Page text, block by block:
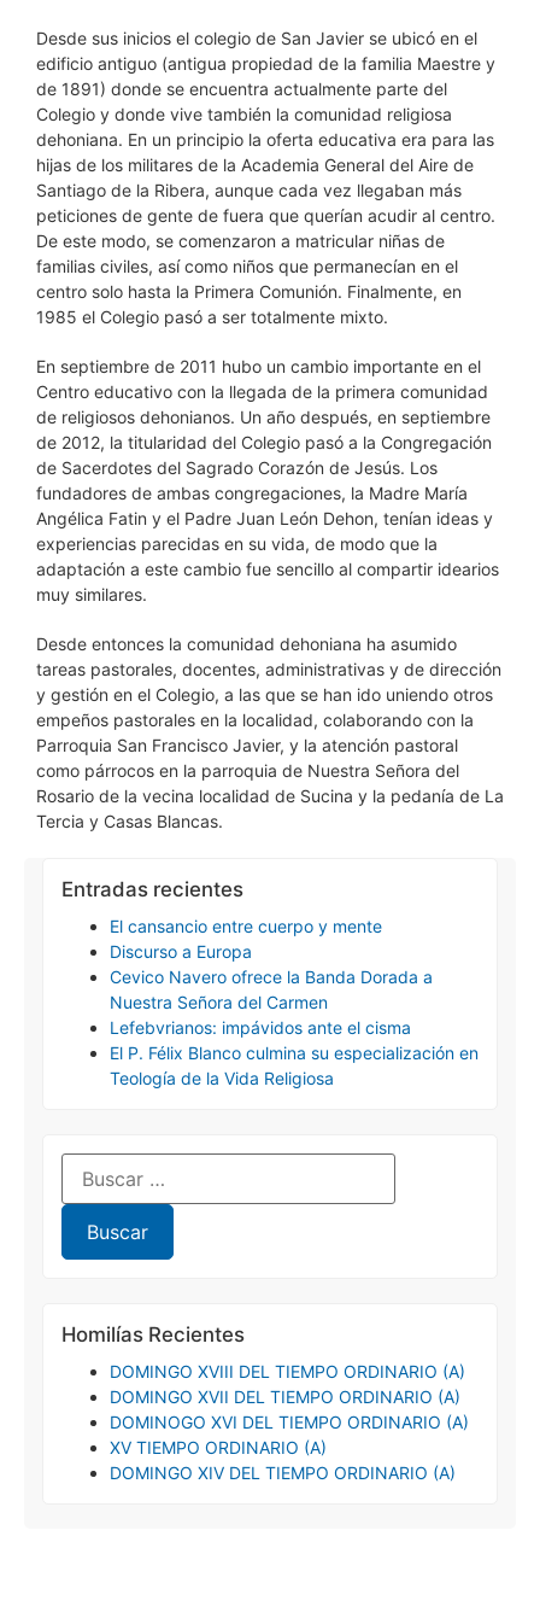
Desde sus inicios el colegio de San Javier se ubicó en el
edificio antiguo (antigua propiedad de la familia Maestre y
de 1891) donde se encuentra actualmente parte del
Colegio y donde vive también la comunidad religiosa
dehoniana. En un principio la oferta educativa era para las
hijas de los militares de la Academia General del Aire de
Santiago de la Ribera, aunque cada vez llegaban más
peticiones de gente de fuera que querían acudir al centro.
De este modo, se comenzaron a matricular niñas de
familias civiles, así como niños que permanecían en el
centro solo hasta la Primera Comunión. Finalmente, en
1985 el Colegio pasó a ser totalmente mixto.
En septiembre de 2011 hubo un cambio importante en el
Centro educativo con la llegada de la primera comunidad
de religiosos dehonianos. Un año después, en septiembre
de 2012, la titularidad del Colegio pasó a la Congregación
de Sacerdotes del Sagrado Corazón de Jesús. Los
fundadores de ambas congregaciones, la Madre María
Angélica Fatin y el Padre Juan León Dehon, tenían ideas y
experiencias parecidas en su vida, de modo que la
adaptación a este cambio fue sencillo al compartir idearios
muy similares.
Desde entonces la comunidad dehoniana ha asumido
tareas pastorales, docentes, administrativas y de dirección
y gestión en el Colegio, a las que se han ido uniendo otros
empeños pastorales en la localidad, colaborando con la
Parroquia San Francisco Javier, y la atención pastoral
como párrocos en la parroquia de Nuestra Señora del
Rosario de la vecina localidad de Sucina y la pedanía de La
Tercia y Casas Blancas.
Entradas recientes
El cansancio entre cuerpo y mente
Discurso a Europa
Cevico Navero ofrece la Banda Dorada a
Nuestra Señora del Carmen
Lefebvrianos: impávidos ante el cisma
El P. Félix Blanco culmina su especialización en
Teología de la Vida Religiosa
Homilías Recientes
DOMINGO XVIII DEL TIEMPO ORDINARIO (A)
DOMINGO XVII DEL TIEMPO ORDINARIO (A)
DOMINOGO XVI DEL TIEMPO ORDINARIO (A)
XV TIEMPO ORDINARIO (A)
DOMINGO XIV DEL TIEMPO ORDINARIO (A)